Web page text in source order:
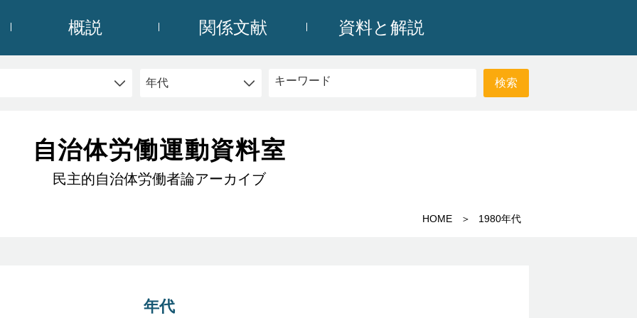
概説 関係文献 資料と解説
自治体労働運動資料室
民主的自治体労働者論アーカイブ
HOME 1980年代
年代